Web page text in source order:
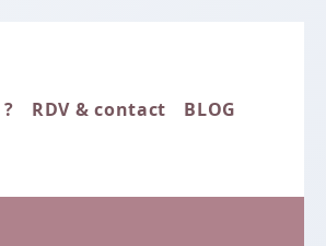
RDV & contact BLOG